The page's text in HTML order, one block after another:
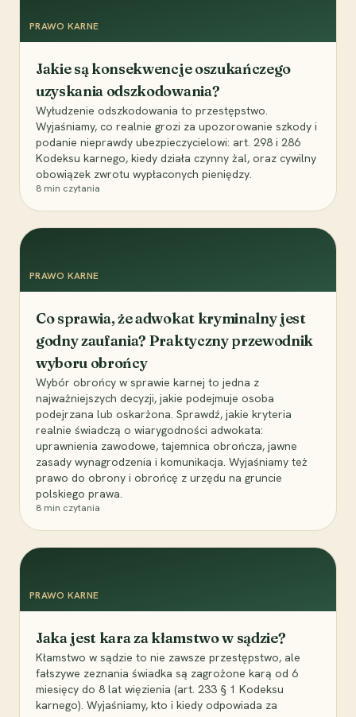
PRAWO KARNE
Jakie są konsekwencje oszukańczego
uzyskania odszkodowania?
Wyłudzenie odszkodowania to przestępstwo.
Wyjaśniamy, co realnie grozi za upozorowanie szkody i
podanie nieprawdy ubezpieczycielowi: art. 298 i 286
Kodeksu karnego, kiedy działa czynny żal, oraz cywilny
obowiązek zwrotu wypłaconych pieniędzy.
8 min czytania
PRAWO KARNE
Co sprawia, że adwokat kryminalny jest
godny zaufania? Praktyczny przewodnik
wyboru obrońcy
Wybór obrońcy w sprawie karnej to jedna z
najważniejszych decyzji, jakie podejmuje osoba
podejrzana lub oskarżona. Sprawdź, jakie kryteria
realnie świadczą o wiarygodności adwokata:
uprawnienia zawodowe, tajemnica obrończa, jawne
zasady wynagrodzenia i komunikacja. Wyjaśniamy też
prawo do obrony i obrońcę z urzędu na gruncie
polskiego prawa.
8 min czytania
PRAWO KARNE
Jaka jest kara za kłamstwo w sądzie?
Kłamstwo w sądzie to nie zawsze przestępstwo, ale
fałszywe zeznania świadka są zagrożone karą od 6
miesięcy do 8 lat więzienia (art. 233 § 1 Kodeksu
karnego). Wyjaśniamy, kto i kiedy odpowiada za